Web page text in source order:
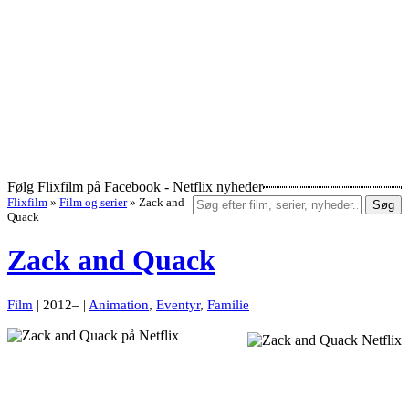
Følg Flixfilm på Facebook - Netflix nyheder
Søg
Flixfilm » Film og serier » Zack and
Quack
Zack and Quack
Film | 2012– | Animation, Eventyr, Familie